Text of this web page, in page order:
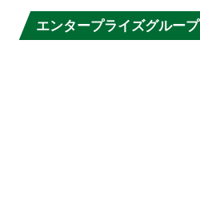
エンタープライズグループ